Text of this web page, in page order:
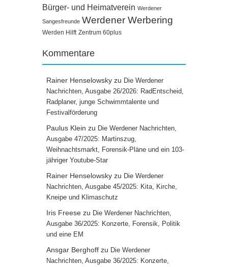
Bürger- und Heimatverein Werdener
Sangesfreunde Werdener Werbering
Werden Hilft Zentrum 60plus
Kommentare
Rainer Henselowsky zu Die Werdener
Nachrichten, Ausgabe 26/2026: RadEntscheid,
Radplaner, junge Schwimmtalente und
Festivalförderung
Paulus Klein zu Die Werdener Nachrichten,
Ausgabe 47/2025: Martinszug,
Weihnachtsmarkt, Forensik-Pläne und ein 103-
jähriger Youtube-Star
Rainer Henselowsky zu Die Werdener
Nachrichten, Ausgabe 45/2025: Kita, Kirche,
Kneipe und Klimaschutz
Iris Freese zu Die Werdener Nachrichten,
Ausgabe 36/2025: Konzerte, Forensik, Politik
und eine EM
Ansgar Berghoff zu Die Werdener
Nachrichten, Ausgabe 36/2025: Konzerte,